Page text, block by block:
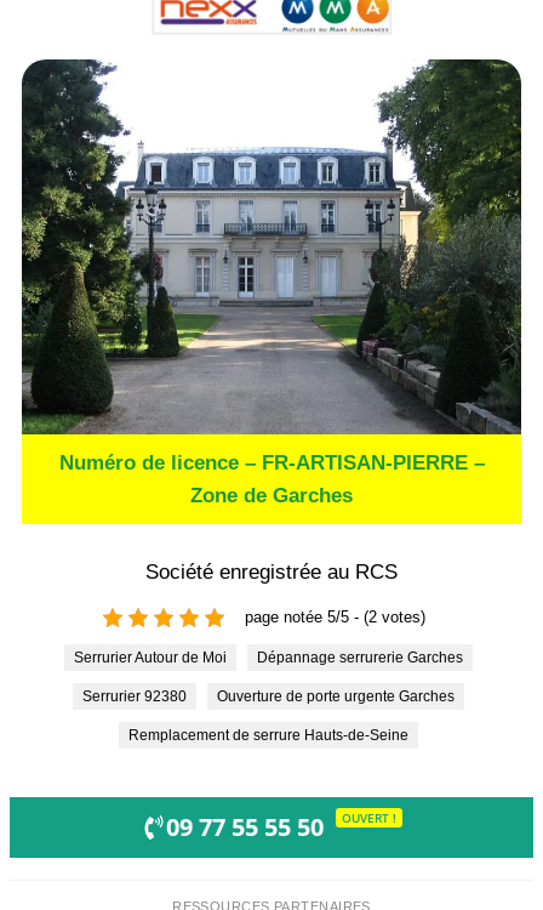
Numéro de licence – FR-ARTISAN-PIERRE –
Zone de Garches
Société enregistrée au RCS
page notée 5/5 - (2 votes)
Serrurier Autour de Moi Dépannage serrurerie Garches
Serrurier 92380 Ouverture de porte urgente Garches
Remplacement de serrure Hauts-de-Seine
09 77 55 55 50 OUVERT !
RESSOURCES PARTENAIRES